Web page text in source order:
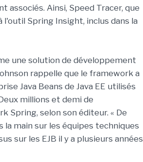
Ainsi, Speed Tracer, que
l'outil Spring Insight, inclus dans la
une solution de développement
rappelle que le framework a
Java Beans de Java EE utilisés
millions et demi de
Spring, selon son éditeur. « De
la main sur les équipes techniques
sur les EJB il y a plusieurs années